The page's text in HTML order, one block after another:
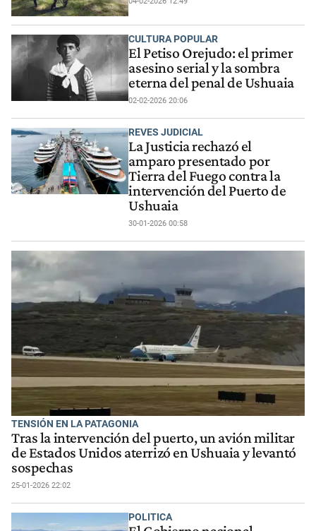
CULTURA POPULAR
El Petiso Orejudo: el primer
asesino serial y la sombra
eterna del penal de Ushuaia
02-02-2026 20:06
REVES JUDICIAL
La Justicia rechazó el
amparo presentado por
Tierra del Fuego contra la
intervención del Puerto de
Ushuaia
30-01-2026 00:58
TENSIÓN EN LA PATAGONIA
Tras la intervención del puerto, un avión militar
de Estados Unidos aterrizó en Ushuaia y levantó
sospechas
25-01-2026 22:02
POLITICA